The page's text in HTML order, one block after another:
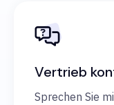
Vertrieb
Sprechen Sie